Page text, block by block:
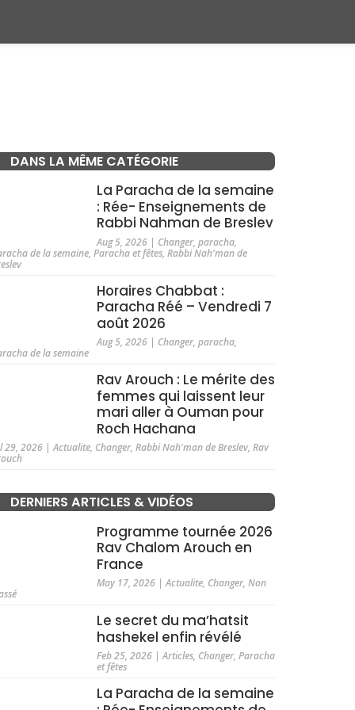
DANS LA MÊME CATÉGORIE
La Paracha de la semaine
: Rée- Enseignements de
Rabbi Nahman de Breslev
Aug 5, 2026| Changer, paracha,
de la semaine,Paracha et fêtes,Rabbi Nah'man de
Horaires Chabbat :
Paracha Réé – Vendredi 7
août 2026
Aug 5, 2026| Changer, paracha,
de la semaine
Rav Arouch : Le mérite des
femmes qui laissent leur
mari aller à Ouman pour
Roch Hachana
29, 2026 |Actualite, Changer,Rabbi Nah'man de Breslev,Rav
DERNIERS ARTICLES & VIDÉOS
Programme tournée 2026
Rav Chalom Arouch en
France
May 17, 2026|Actualite, Changer, Non
Le secret du ma’hatsit
hashekel enfin révélé
Feb 25, 2026|Articles, Changer, Paracha
et fêtes
La Paracha de la semaine